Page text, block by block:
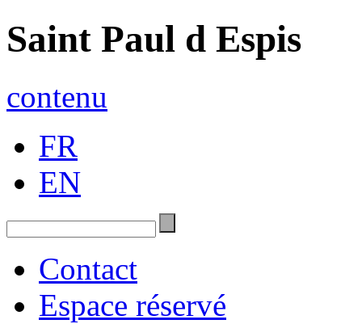
Saint Paul d Espis
contenu
FR
EN
Contact
Espace réservé